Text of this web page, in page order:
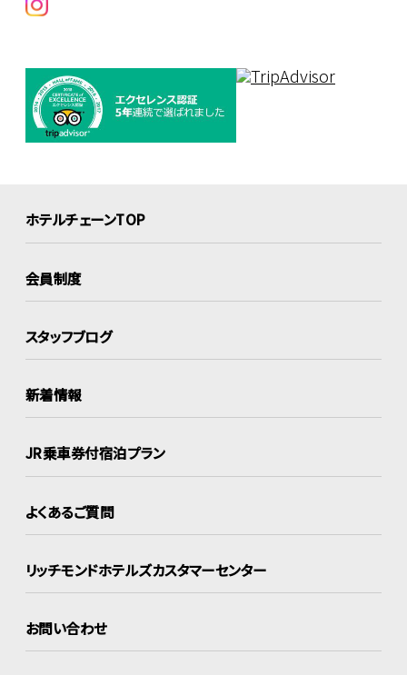
ホテルチェーンTOP
会員制度
スタッフブログ
新着情報
JR乗車券付宿泊プラン
よくあるご質問
リッチモンドホテルズカスタマーセンター
お問い合わせ